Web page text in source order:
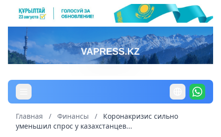
Главная / Финансы /
Коронакризис сильно
уменьшил спрос у казахстанцев...